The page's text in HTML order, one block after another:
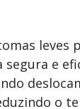
leves
e
o